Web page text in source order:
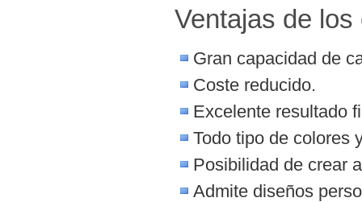
Ventajas de
Gran capacidad de
Coste reducido.
Excelente resultado
Todo tipo de colores
Posibilidad de crear
Admite diseños